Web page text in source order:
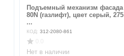
Подъемный механизм фасада
80N (газлифт), цвет серый, 275
...
КОД: 312-2080-861
Нет в наличии